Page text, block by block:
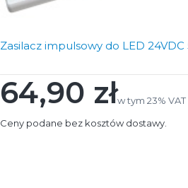
Zasilacz impulsowy do LED
Cena
64,90 złw tym 23% VAT
w tym 23% VAT
Ceny podane bez kosztów dostawy.